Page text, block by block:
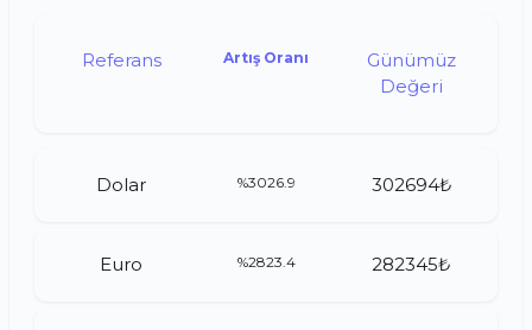
Referans Artış Oranı
Günümüz
Değeri
Dolar %3026.9 302694₺
Euro %2823.4 282345₺